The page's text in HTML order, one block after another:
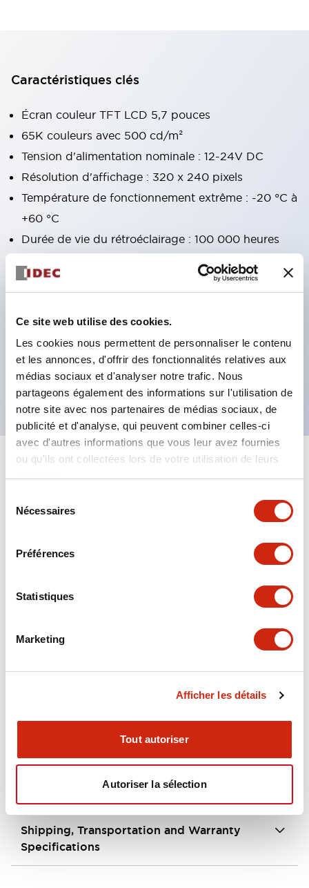
Ce site web utilise des cookies.
Les cookies nous permettent de personnaliser le contenu
et les annonces, d'offrir des fonctionnalités relatives aux
médias sociaux et d'analyser notre trafic. Nous
partageons également des informations sur l'utilisation de
notre site avec nos partenaires de médias sociaux, de
publicité et d'analyse, qui peuvent combiner celles-ci
avec d'autres informations que vous leur avez fournies
ou qu'ils ont collectées lors de votre utilisation de leurs
Nécessaires
Préférences
Statistiques
Marketing
Afficher les détails
Tout autoriser
Autoriser la sélection
Caractéristiques clés
Écran couleur TFT LCD 5,7 pouces
65K couleurs avec 500 cd/m²
Tension d'alimentation nominale : 12-24V DC
Résolution d'affichage : 320 x 240 pixels
Température de fonctionnement extrême : -20 °C à
+60 °C
Durée de vie du rétroéclairage : 100 000 heures
Supporte jusqu'à 4 protocoles simultanément
et Android
Indice de protection IP 66F, Type 4X, Classe I Div
2
Garantie de 3 ans
Spécifications
Electrical Specifications (solenoid unit)
Hardware Specifications
Mechanical Specifications
Shipping, Transportation and Warranty
Specifications